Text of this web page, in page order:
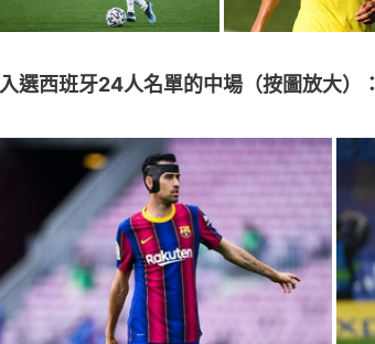
入選西班牙24人名單的中場（按圖放大）：